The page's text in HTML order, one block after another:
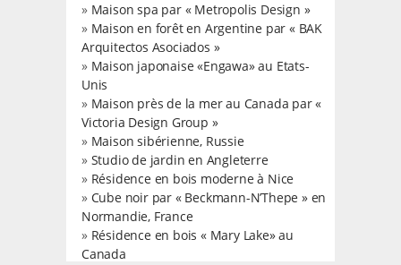
» Maison spa par « Metropolis Design »
» Maison en forêt en Argentine par « BAK
Arquitectos Asociados »
» Maison japonaise «Engawa» au Etats-
Unis
» Maison près de la mer au Canada par «
Victoria Design Group »
» Maison sibérienne, Russie
» Studio de jardin en Angleterre
» Résidence en bois moderne à Nice
» Cube noir par « Beckmann-N’Thepe » en
Normandie, France
» Résidence en bois « Mary Lake» au
Canada